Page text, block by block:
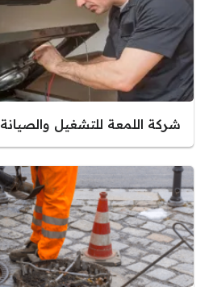
شركة اللمعة للتشغيل والصيانة